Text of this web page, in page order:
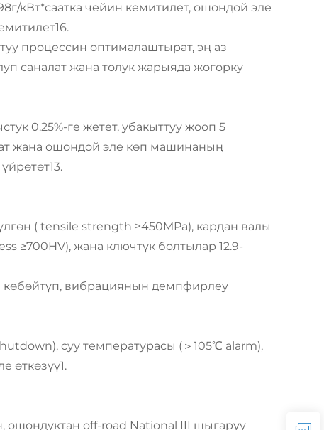
кВт*саатка чейин кемитилет, ошондой эле
процессин оптималаштырат, эң аз
саналат жана толук жарыяда жогорку
0.25%-ге жетет, убакыттуу жооп 5
жана ошондой эле көп машинаның
( tensile strength ≥450MPa), кардан валы
≥700HV), жана ключтүк болтылар 12.9-
көбөйтүп, вибрациянын демпфирлеу
суу температурасы (＞105℃ alarm),
өткөзүү1.
ошондуктан off-road National III шыгаруу